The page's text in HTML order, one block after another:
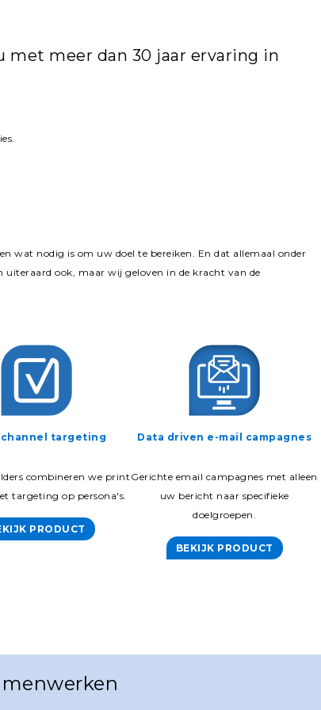
met meer dan 30 jaar ervaring in
wat nodig is om uw doel te bereiken. En dat allemaal onder
uiteraard ook, maar wij geloven in de kracht van de
targeting
combineren we print
targeting op persona's.
PRODUCT
Data driven e-mail campagnes
Gerichte email campagnes met alleen
uw bericht naar specifieke
doelgroepen.
BEKIJK PRODUCT